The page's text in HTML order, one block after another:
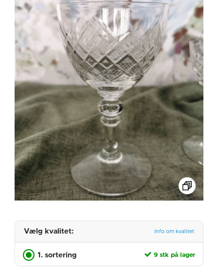
Vælg kvalitet: Info om kvalitet
1. sortering 9 stk på lager